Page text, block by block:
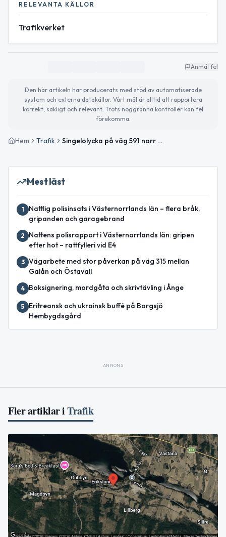
RELEVANTA KÄLLOR
Trafikverket
Anmäl fel
Den här artikeln har producerats med stöd av automatiserade
system och externa datakällor. Vårt mål är alltid att rapportera
korrekt, sakligt och relevant. Trots noggranna kontroller kan fel
förekomma.
Hem Trafik Singelolycka på väg 591 norr om Torpshammar påverkar trafiken
Mest läst
1
Nattlig polisinsats i Västernorrlands län – flera bråk,
gripanden och garagebrand
2
Nattens polisrapport i Västernorrlands län: gripen
efter hot – rattfylleri vid E4
3 Vägarbete med stor påverkan på väg 315 mellan
Galån och Östavall
4 Boksignering, mordgåta och skrivtävling i Ånge
5
Eritreansk och ukrainsk buffé på Borgsjö
Hembygdsgård
ANNONS
Fler artiklar iTrafik